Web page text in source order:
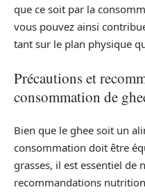
que ce soit par la
vous pouvez ainsi
tant sur le plan physique
Précautions et
consommation de
Bien que le ghee soit un
consommation doit être
grasses, il est essentiel de
recommandations